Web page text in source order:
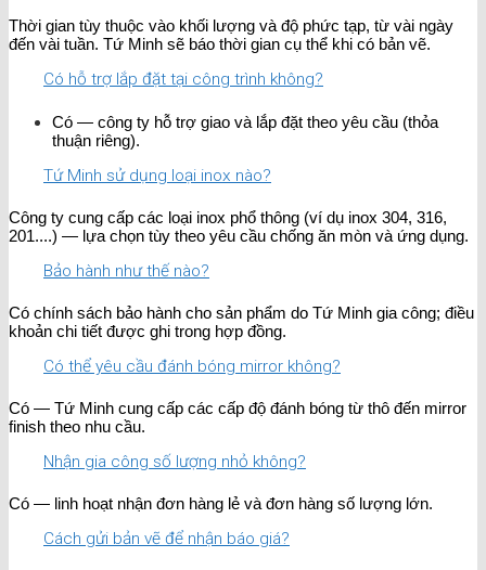
Thời gian tùy thuộc vào khối lượng và độ phức tạp, từ vài ngày
đến vài tuần. Tứ Minh sẽ báo thời gian cụ thể khi có bản vẽ.
Có hỗ trợ lắp đặt tại công trình không?
Có — công ty hỗ trợ giao và lắp đặt theo yêu cầu (thỏa
thuận riêng).
Tứ Minh sử dụng loại inox nào?
Công ty cung cấp các loại inox phổ thông (ví dụ inox 304, 316,
201....) — lựa chọn tùy theo yêu cầu chống ăn mòn và ứng dụng.
Bảo hành như thế nào?
Có chính sách bảo hành cho sản phẩm do Tứ Minh gia công; điều
khoản chi tiết được ghi trong hợp đồng.
Có thể yêu cầu đánh bóng mirror không?
Có — Tứ Minh cung cấp các cấp độ đánh bóng từ thô đến mirror
finish theo nhu cầu.
Nhận gia công số lượng nhỏ không?
Có — linh hoạt nhận đơn hàng lẻ và đơn hàng số lượng lớn.
Cách gửi bản vẽ để nhận báo giá?